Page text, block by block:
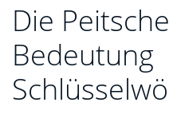
Die
Bedeutung